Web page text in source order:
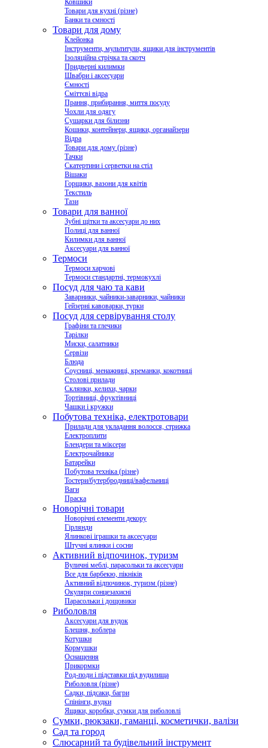
Ковшики
Товари для кухні (різне)
Банки та ємності
Товари для дому
Клейонка
Інструменти, мультитули, ящики для інструментів
Ізоляційна стрічка та скотч
Придверні килимки
Швабри і аксесуари
Ємності
Сміттєві відра
Прання, прибирання, миття посуду
Чохли для одягу
Сушарки для білизни
Кошики, контейнери, ящики, органайзери
Відра
Товари для дому (різне)
Тачки
Скатертини і серветки на стіл
Вішаки
Горщики, вазони для квітів
Текстиль
Тази
Товари для ванної
Зубні щітки та аксесуари до них
Полиці для ванної
Килимки для ванної
Аксесуари для ванної
Термоси
Термоси харчові
Термоси стандартні, термокухлі
Посуд для чаю та кави
Заварники, чайники-заварники, чайники
Гейзерні кавоварки, турки
Посуд для сервірування столу
Графіни та глечики
Тарілки
Миски, салатники
Сервізи
Блюда
Соусниці, менажниці, креманки, кокотниці
Столові прилади
Склянки, келихи, чарки
Тортівниці, фруктівниці
Чашки і кружки
Побутова техніка, електротовари
Прилади для укладання волосся, стрижка
Електроплити
Блендери та міксери
Електрочайники
Батарейки
Побутова техніка (різне)
Тостери/бутербродниці/вафельниці
Ваги
Праска
Новорічні товари
Новорічні елементи декору
Гірлянди
Ялинкові іграшки та аксесуари
Штучні ялинки і сосни
Активний відпочинок, туризм
Вуличні меблі, парасольки та аксесуари
Все для барбекю, пікніків
Активний відпочинок, туризм (різне)
Окуляри сонцезахисні
Парасольки і дощовики
Риболовля
Аксесуари для вудок
Блешня, воблера
Котушки
Кормушки
Оснащення
Прикормки
Род-поди і підставки під вудилища
Риболовля (різне)
Садки, підсаки, багри
Спінінги, вудки
Ящики, коробки, сумки для риболовлі
Сумки, рюкзаки, гаманці, косметички, валізи
Сад та город
Слюсарний та будівельний інструмент